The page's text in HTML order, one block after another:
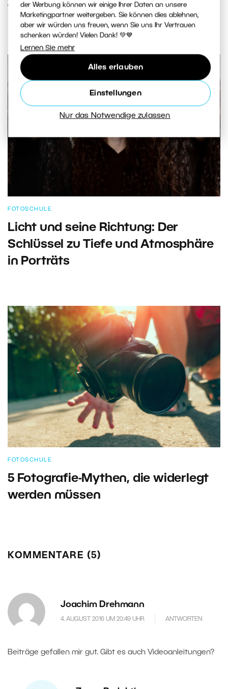
der Werbung können wir einige Ihrer Daten an unsere
Marketingpartner weitergeben. Sie können dies ablehnen,
aber wir würden uns freuen, wenn Sie uns Ihr Vertrauen
schenken würden! Vielen Dank! 💚💙
Lernen Sie mehr
Alles erlauben
Einstellungen
Nur das Notwendige zulassen
Werkzeugen mit Frequenztrennung
FOTOSCHULE
Licht und seine Richtung: Der
Schlüssel zu Tiefe und Atmosphäre
in Porträts
FOTOSCHULE
5 Fotografie-Mythen, die widerlegt
werden müssen
KOMMENTARE (5)
Joachim Drehmann
4. AUGUST 2016 UM 20:49 UHR ANTWORTEN
Beiträge gefallen mir gut. Gibt es auch Videoanleitungen?